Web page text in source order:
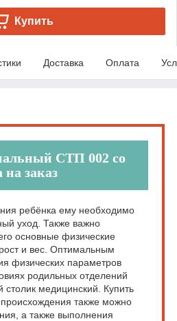
Купить
Доставка Оплата
СТП 002 со
заказ
ребёнка ему необходимо
уход. Также важно
основные физические
и вес. Оптимальным
физических параметров
родильных отделений
столик медицинский. Купить
также можно
а также выполнения